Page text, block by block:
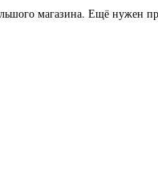
магазина. Ещё нужен